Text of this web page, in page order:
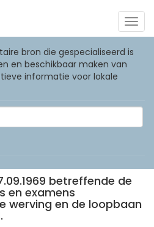
bron die gespecialiseerd is
en beschikbaar maken van
informatie voor lokale
betreffende de
en examens
werving en de loopbaan